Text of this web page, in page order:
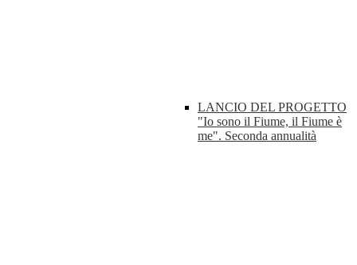
LANCIO DEL PROGETTO
"Io sono il Fiume, il Fiume è
me". Seconda annualità